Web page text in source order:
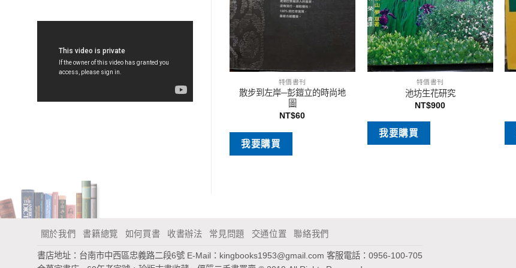
特價書刊
散步到左岸─彭鎧立的時尚地
圖
NT$60
我要購買
特價書刊
池坊生花研究
NT$900
我要購買
伊索寓言的人生智慧
關於我們 書籍總覽 如何買書 收書辦法 常見問題 交通位置 聯絡我們
書店地址：台南市中西區忠義路二段6號 E-Mail： kingbooks1953@gmail.com 客服電話：0956-100-705